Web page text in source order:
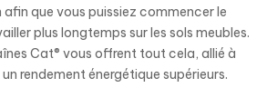
que vous puissiez commencer le
plus longtemps sur les sols meubles.
Cat® vous offrent tout cela, allié à
rendement énergétique supérieurs.